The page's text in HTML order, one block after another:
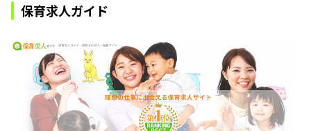
保育求人ガイド